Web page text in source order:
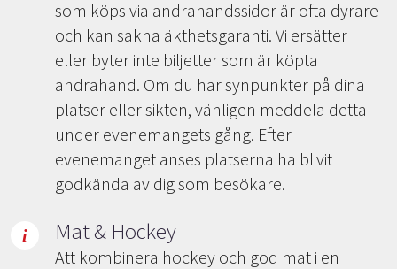
som köps via andrahandssidor är ofta dyrare
och kan sakna äkthetsgaranti. Vi ersätter
eller byter inte biljetter som är köpta i
andrahand. Om du har synpunkter på dina
platser eller sikten, vänligen meddela detta
under evenemangets gång. Efter
evenemanget anses platserna ha blivit
godkända av dig som besökare.
Mat & Hockey
Att kombinera hockey och god mat i en